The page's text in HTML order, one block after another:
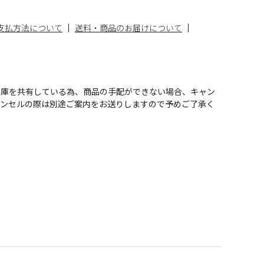
払方法について 送料・商品のお届けについて
を共有している為、商品の手配ができない場合、キャン
セルの際は別途ご案内をお送りしますので予めご了承く